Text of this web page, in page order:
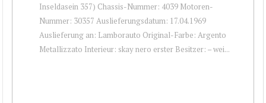
Inseldasein 357) Chassis-Nummer: 4039 Motoren-
Nummer: 30357 Auslieferungsdatum: 17.04.1969
Auslieferung an: Lamborauto Original-Farbe: Argento
Metallizzato Interieur: skay nero erster Besitzer: – wei...